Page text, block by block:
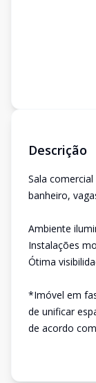
Descrição
Sala
banheiro,
Ambiente
Instalações
Ótima
*Imóvel em
de unificar
de acordo